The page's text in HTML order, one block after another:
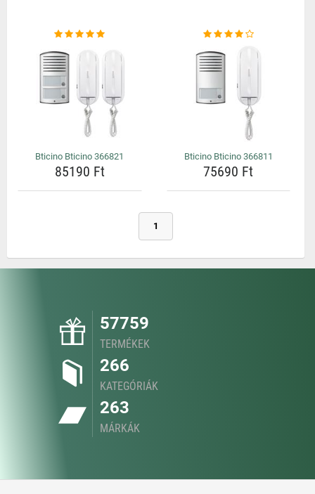
Bticino Bticino 366821
85190 Ft
Bticino Bticino 366811
75690 Ft
1
57759
TERMÉKEK
266
KATEGÓRIÁK
263
MÁRKÁK